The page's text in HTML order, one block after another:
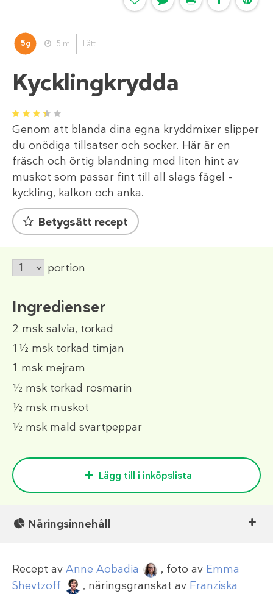
5g 5 m Lätt
Kycklingkrydda
1 2 3 4 5
Genom att blanda dina egna kryddmixer slipper
du onödiga tillsatser och socker. Här är en
fräsch och örtig blandning med liten hint av
muskot som passar fint till all slags fågel –
kyckling, kalkon och anka.
Betygsätt recept
portion
Ingredienser
2 msk salvia, torkad
1½ msk torkad timjan
1 msk mejram
½ msk torkad rosmarin
½ msk muskot
½ msk mald svartpeppar
Lägg till i inköpslista
Näringsinnehåll
Recept av Anne Aobadia , foto av Emma
Shevtzoff
, näringsgranskat av Franziska